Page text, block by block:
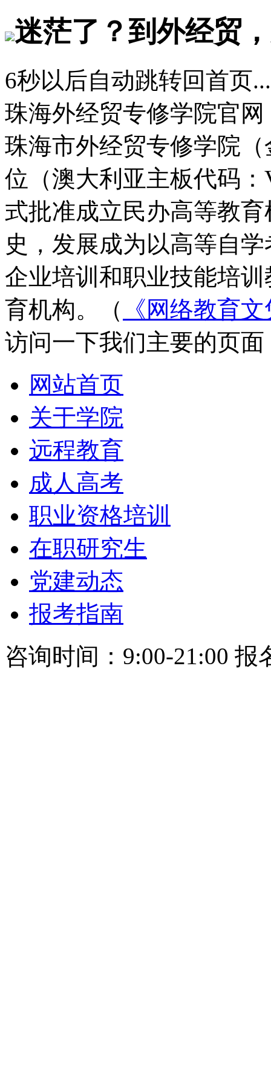
迷茫了？到外经贸
6秒以后自动跳转回首页...
珠海外经贸专修学院官网
珠海市外经贸专修学院
位（澳大利亚主板代码
式批准成立民办高等教
史，发展成为以高等自
企业培训和职业技能培
育机构。（
《网络教育
访问一下我们主要的页面
网站首页
关于学院
远程教育
成人高考
职业资格培训
在职研究生
党建动态
报考指南
咨询时间：9:00-21:00 报